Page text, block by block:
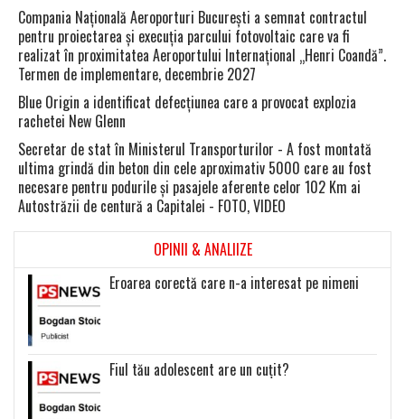
Compania Naţională Aeroporturi Bucureşti a semnat contractul
pentru proiectarea şi execuţia parcului fotovoltaic care va fi
realizat în proximitatea Aeroportului Internaţional „Henri Coandă”.
Termen de implementare, decembrie 2027
Blue Origin a identificat defecţiunea care a provocat explozia
rachetei New Glenn
Secretar de stat în Ministerul Transporturilor - A fost montată
ultima grindă din beton din cele aproximativ 5000 care au fost
necesare pentru podurile şi pasajele aferente celor 102 Km ai
Autostrăzii de centură a Capitalei - FOTO, VIDEO
OPINII & ANALIIZE
Eroarea corectă care n-a interesat pe nimeni
Fiul tău adolescent are un cuțit?